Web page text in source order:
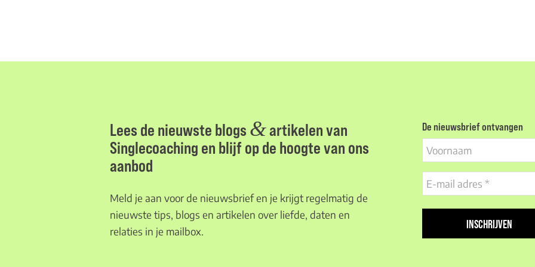
Lees de nieuwste blogs &artikelen van
Singlecoaching en blijf op de hoogte van ons
aanbod
Meld je aan voor de nieuwsbrief en je krijgt regelmatig de
nieuwste tips, blogs en artikelen over liefde, daten en
relaties in je mailbox.
De nieuwsbrief ontvangen
Voornaam
E-
mail